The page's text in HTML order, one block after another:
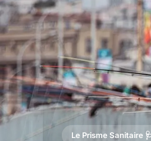
Le Prisme Sanitaire